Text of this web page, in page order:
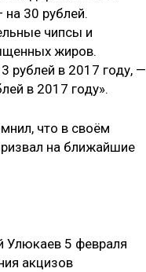
на 30 рублей.
чипсы и
жиров.
рублей в 2017 году, —
в 2017 году».
что в своём
на ближайшие
Улюкаев 5 февраля
акцизов